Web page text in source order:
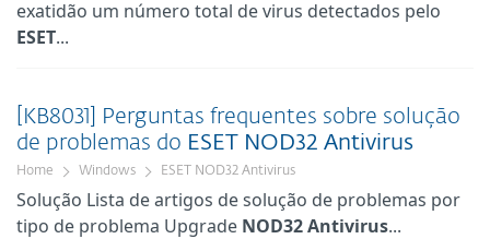
exatidão um número total de virus detectados pelo
ESET...
[KB8031] Perguntas frequentes sobre solução
de problemas do ESET NOD32 Antivirus
Home Windows ESET NOD32 Antivirus
Solução Lista de artigos de solução de problemas por
tipo de problema Upgrade NOD32Antivirus...